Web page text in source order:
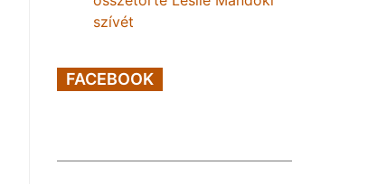
szívét
FACEBOOK